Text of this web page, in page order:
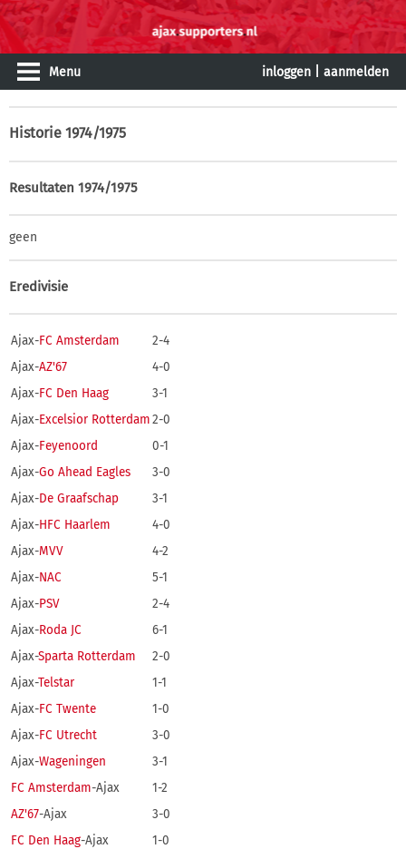
Menu inloggen aanmelden
Historie 1974/1975
Resultaten 1974/1975
geen
Eredivisie
Ajax-FC Amsterdam
2-4
Ajax-AZ'67
4-0
Ajax-FC Den Haag
3-1
Ajax-Excelsior Rotterdam2-0
Ajax-Feyenoord
0-1
Ajax-Go Ahead Eagles
3-0
Ajax-De Graafschap
3-1
Ajax-HFC Haarlem
4-0
Ajax-MVV
4-2
Ajax-NAC
5-1
Ajax-PSV
2-4
Ajax-Roda JC
6-1
Ajax-Sparta Rotterdam
2-0
Ajax-Telstar
1-1
Ajax-FC Twente
1-0
Ajax-FC Utrecht
3-0
Ajax-Wageningen
3-1
FC Amsterdam-Ajax
1-2
AZ'67-Ajax
3-0
FC Den Haag-Ajax
1-0